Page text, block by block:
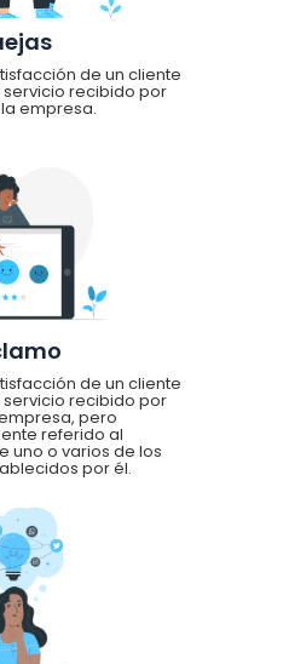
de un cliente
recibido por
empresa.
de un cliente
recibido por
pero
referido al
uno o varios de los
por él.